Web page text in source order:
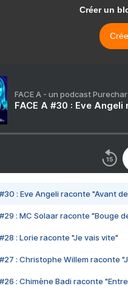
Créer un
FACE A - un podcast
FACE A #30 : Eve
#30 : Eve Angeli raconte "Avant
#29 : MC Solaar raconte "Bouge
#28 : Lorie raconte "Je vais vite"
#27 : Christophe Willem raconte
#26 : Chimène Badi raconte